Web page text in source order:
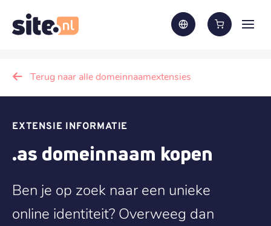
Terug naar alle domeinnaamextensies
EXTENSIE INFORMATIE
.as domeinnaam kopen
Ben je op zoek naar een unieke
online identiteit? Overweeg dan